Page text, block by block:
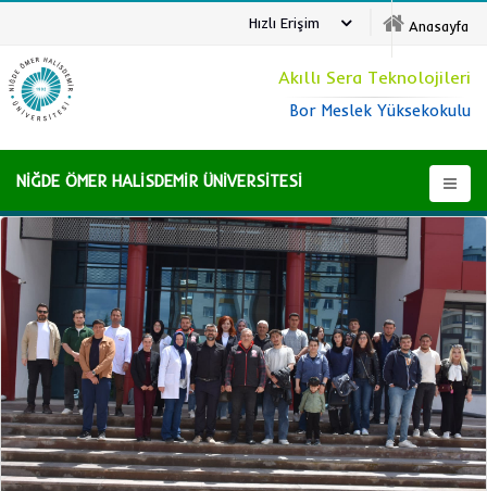
Anasayfa
Hızlı Erişim
NİĞDE ÖMER HALİSDEMİR ÜNİVERSİTESİ
Akıllı Sera Teknolojileri
Bor Meslek Yüksekokulu